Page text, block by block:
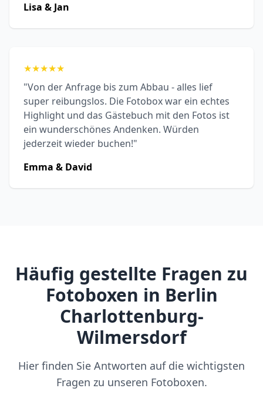
Lisa & Jan
★★★★★
"Von der Anfrage bis zum Abbau - alles lief
super reibungslos. Die Fotobox war ein echtes
Highlight und das Gästebuch mit den Fotos ist
ein wunderschönes Andenken. Würden
jederzeit wieder buchen!"
Emma & David
Häufig gestellte Fragen zu
Fotoboxen in Berlin
Charlottenburg-
Wilmersdorf
Hier finden Sie Antworten auf die wichtigsten
Fragen zu unseren Fotoboxen.